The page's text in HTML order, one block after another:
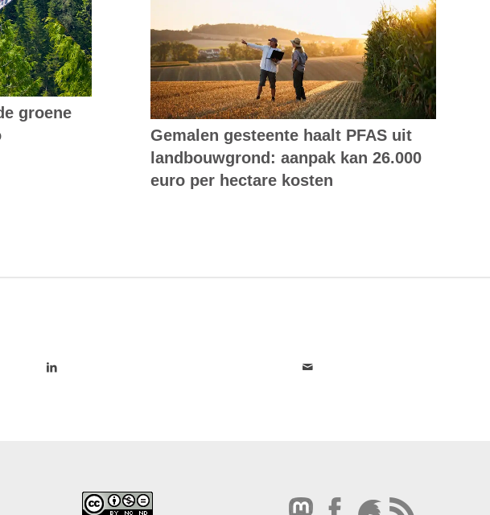
groene
Gemalen gesteente haalt PFAS uit
landbouwgrond: aanpak kan 26.000
euro per hectare kosten